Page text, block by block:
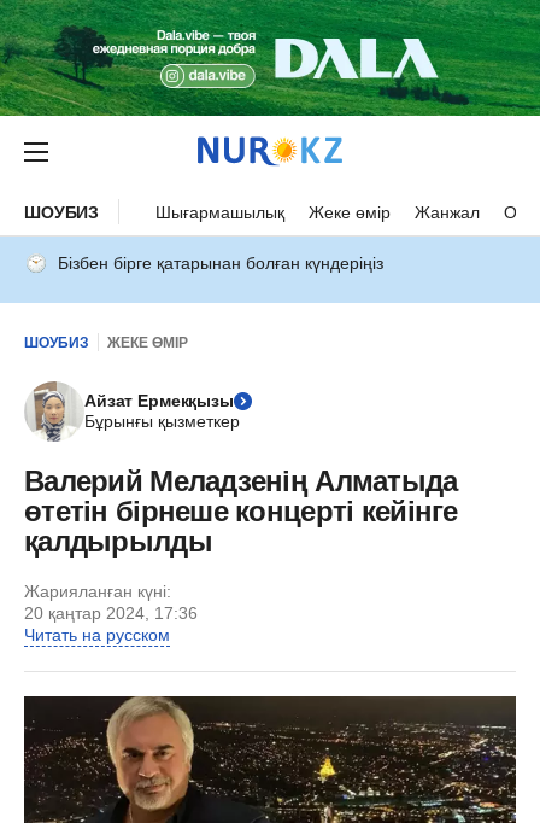
ШОУБИЗ Шығармашылық Жеке өмір Жанжал
Бізбен бірге қатарынан болған күндеріңіз
ШОУБИЗ ЖЕКЕ ӨМІР
Айзат Ермекқызы
Бұрынғы қызметкер
Валерий Меладзенің Алматыда
өтетін бірнеше концерті кейінге
қалдырылды
Жарияланған күні:
20 қаңтар 2024, 17:36
Читать на русском